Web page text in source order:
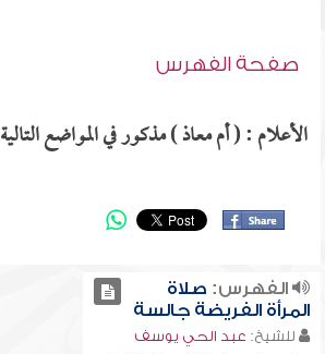
صفحة الفهرس
الأعلام : ( أم معاذ ) مذكور في المواضع التالية
الفهرس: صلاة
المرأة الفريضة جالسة
للشيخ: عبد الحي يوسف